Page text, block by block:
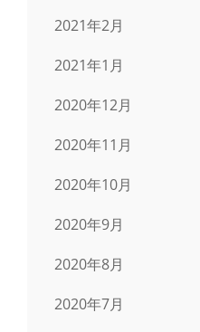
2021年2月
2021年1月
2020年12月
2020年11月
2020年10月
2020年9月
2020年8月
2020年7月